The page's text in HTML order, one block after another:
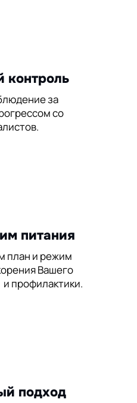
контроль
за
со
питания
план и режим
Вашего
профилактики.
подход